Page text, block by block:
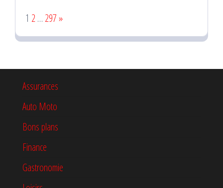
Page:
1 2… 297Next
»
Assurances
Auto Moto
Bons plans
Finance
Gastronomie